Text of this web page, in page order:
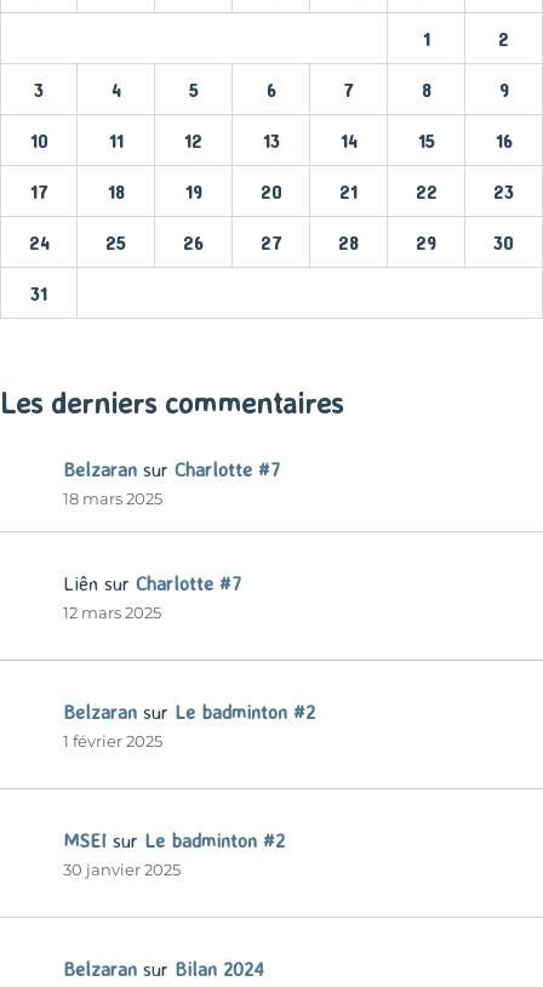
1 2
3 4 5 6 7 8 9
10 11 12 13 14 15 16
17 18 19 20 21 22 23
24 25 26 27 28 29 30
31
Les derniers commentaires
Belzaran sur Charlotte #7
18 mars 2025
Liên sur Charlotte #7
12 mars 2025
Belzaran sur Le badminton #2
1 février 2025
MSEI sur Le badminton #2
30 janvier 2025
Belzaran sur Bilan 2024